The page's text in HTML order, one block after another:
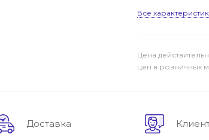
Все
Цена
цен в розничных
Доставка